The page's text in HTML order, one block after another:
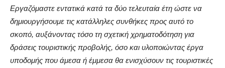
Εργαζόμαστε εντατικά κατά τα δύο τελευταία έτη ώστε να
δημιουργήσουμε τις κατάλληλες συνθήκες προς αυτό το
σκοπό, αυξάνοντας τόσο τη σχετική χρηματοδότηση για
δράσεις τουριστικής προβολής, όσο και υλοποιώντας έργα
υποδομής που άμεσα ή έμμεσα θα ενισχύσουν τις τουριστικές